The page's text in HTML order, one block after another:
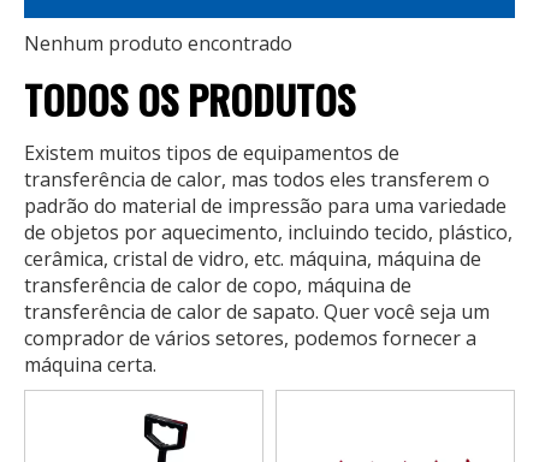
Nenhum produto encontrado
TODOS OS PRODUTOS
Existem muitos tipos de equipamentos de
transferência de calor, mas todos eles transferem o
padrão do material de impressão para uma variedade
de objetos por aquecimento, incluindo tecido, plástico,
cerâmica, cristal de vidro, etc. máquina, máquina de
transferência de calor de copo, máquina de
transferência de calor de sapato. Quer você seja um
comprador de vários setores, podemos fornecer a
máquina certa.